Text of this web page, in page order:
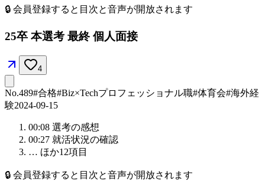
🔒 会員登録すると目次と音声が開放されます
25卒 本選考 最終 個人面接
4
No.489#合格#Biz×Techプロフェッショナル職#体育会#海外経
験2024-09-15
00:08 選考の感想
00:27 就活状況の確認
… ほか12項目
🔒 会員登録すると目次と音声が開放されます